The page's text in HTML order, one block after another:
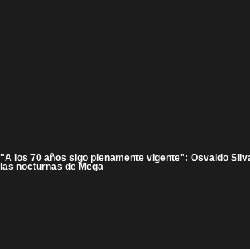
"A los 70 años sigo plenamente vigente": Osvaldo
las nocturnas de Mega